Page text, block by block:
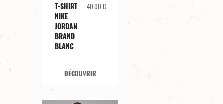
T-SHIRT
NIKE
JORDAN
BRAND
BLANC
40,00 €
DÉCOUVRIR